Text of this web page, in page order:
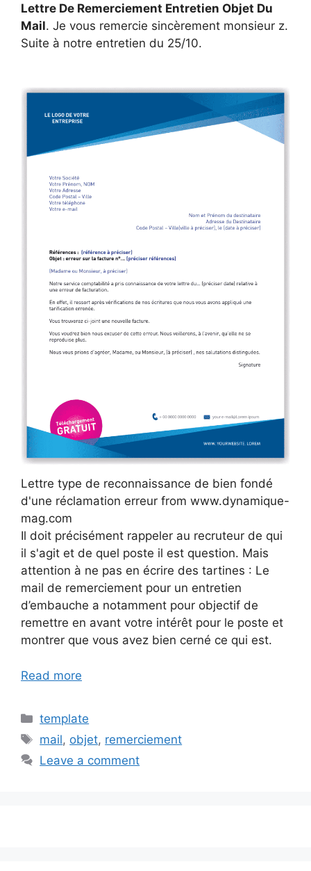
Lettre De Remerciement Entretien Objet Du
Mail. Je vous remercie sincèrement monsieur z.
Suite à notre entretien du 25/10.
Lettre type de reconnaissance de bien fondé
d'une réclamation erreur from www.dynamique-
mag.com
Il doit précisément rappeler au recruteur de qui
il s'agit et de quel poste il est question. Mais
attention à ne pas en écrire des tartines : Le
mail de remerciement pour un entretien
d’embauche a notamment pour objectif de
remettre en avant votre intérêt pour le poste et
montrer que vous avez bien cerné ce qui est.
Read more
Categories
template
Tags
mail, objet, remerciement
Leave a comment